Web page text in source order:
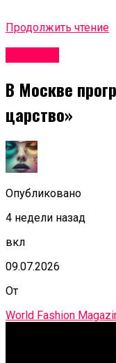
Продолжить чтение
В Москве
царство»
Опубликовано
4 недели назад
вкл
09.07.2026
От
World Fashion